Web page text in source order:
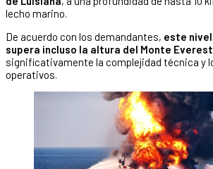
lecho marino.
De acuerdo con los demandantes, este
supera incluso la altura del Monte Everest
significativamente la complejidad técnica y
operativos.